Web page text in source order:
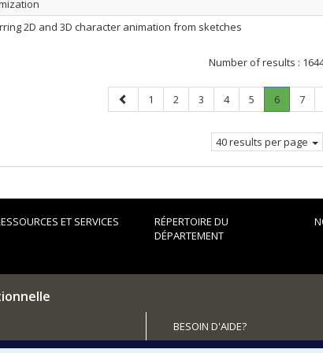
2D and 3D character animation from sketches
Number of results :
Previous
page
Page
1 Page
2 Page
3 Page
4 Page
5 Page
6.
Current
Page
7
40 results per page
ET SERVICES
RÉPERTOIRE DU
DÉPARTEMENT
BESOIN D'AIDE?
Plan du site